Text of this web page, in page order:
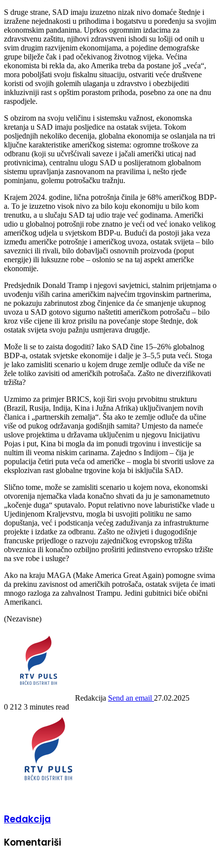
S druge strane, SAD imaju izuzetno nizak nivo domaće štednje i
izražene nejednakosti u prihodima i bogatstvu u poređenju sa svojim
ekonomskim pandanima. Uprkos ogromnim izdacima za
zdravstvenu zaštitu, njihovi zdravstveni ishodi su lošiji od onih u
svim drugim razvijenim ekonomijama, a pojedine demografske
grupe bilježe čak i pad očekivanog životnog vijeka. Većina
ekonomista bi rekla da, ako Amerika treba da postane još „veća“,
mora poboljšati svoju fiskalnu situaciju, ostvariti veće društvene
koristi od svojih golemih ulaganja u zdravstvo i obezbijediti
inkluzivniji rast s opštim porastom prihoda, posebno za one na dnu
raspodjele.
S obzirom na svoju veličinu i sistemsku važnost, ekonomska
kretanja u SAD imaju posljedice na ostatak svijeta. Tokom
posljednjih nekoliko decenija, globalna ekonomija se oslanjala na tri
ključne karakteristike američkog sistema: ogromne troškove za
odbranu (koji su učvršćivali saveze i jačali američki uticaj nad
protivnicima), centralnu ulogu SAD u poslijeratnom globalnom
sistemu upravljanja zasnovanom na pravilima i, nešto rjeđe
pominjanu, golemu potrošačku tražnju.
Krajem 2024. godine, lična potrošnja činila je 68% američkog BDP-
a. To je izuzetno visok nivo za bilo koju ekonomiju u bilo kom
trenutku, a u slučaju SAD taj udio traje već godinama. Američki
udio u globalnoj potrošnji robe znatno je veći od već ionako velikog
američkog udjela u svjetskom BDP-u. Budući da postoji jaka veza
između američke potrošnje i američkog uvoza, ostatak svijeta – bilo
saveznici ili rivali, bilo dobavljači osnovnih proizvoda (poput
energije) ili luksuzne robe – oslonio se na taj aspekt američke
ekonomije.
Predsjednik Donald Tramp i njegovi savjetnici, stalnim prijetnjama o
uvođenju viših carina američkim najvećim trgovinskim partnerima,
ne pokazuju zabrinutost zbog činjenice da će smanjenje ukupnog
uvoza u SAD gotovo sigurno naštetiti američkom potrošaču – bilo
kroz više cijene ili kroz prisilu na povećanje stope štednje, dok
ostatak svijeta svoju pažnju usmjerava drugdje.
Može li se to zaista dogoditi? Iako SAD čine 15–26% globalnog
BDP-a, ostatak svjetske ekonomije i dalje je 3–5,5 puta veći. Stoga
je lako zamisliti scenario u kojem druge zemlje odluče da više ne
žele toliko zavisiti od američkih potrošača. Zašto ne diverzifikovati
tržišta?
Uzmimo za primjer BRICS, koji širi svoju prvobitnu strukturu
(Brazil, Rusija, Indija, Kina i Južna Afrika) uključivanjem novih
članica i „partnerskih zemalja“. Šta ako te zemlje odluče da učine
više od pukog održavanja godišnjih samita? Umjesto da nameće
uslove projektima u državama uključenim u njegovu Inicijativu
Pojas i put, Kina bi mogla da im ponudi trgovinu i investicije sa
nultim ili veoma niskim carinama. Zajedno s Indijom – čija je
populacija četiri puta veća od američke – mogla bi stvoriti uslove za
eksplozivan rast globalne trgovine koja bi isključila SAD.
Slično tome, može se zamisliti scenario u kojem nova, ekonomski
otvorenija njemačka vlada konačno shvati da ju je samonametnuto
„kočenje duga“ sputavalo. Poput relativno nove laburističke vlade u
Ujedinjenom Kraljevstvu, mogla bi usvojiti politiku ne samo
dopuštanja, već i podsticanja većeg zaduživanja za infrastrukturne
projekte i izdatke za odbranu. Zašto ne oživjeti i dugogodišnje
francuske prijedloge o razvoju zajedničkog evropskog tržišta
obveznica ili konačno ozbiljno proširiti jedinstveno evropsko tržište
na sve robe i usluge?
Ako na kraju MAGA (Make America Great Again) pomogne svima
da prekinu zavisnost od američkih potrošača, ostatak svijeta će imati
mnogo razloga za zahvalnost Trampu. Jedini gubitnici biće obični
Amerikanci.
(Nezavisne)
Redakcija Send an email 27.02.2025
0 212 3 minutes read
Redakcija
Komentariši